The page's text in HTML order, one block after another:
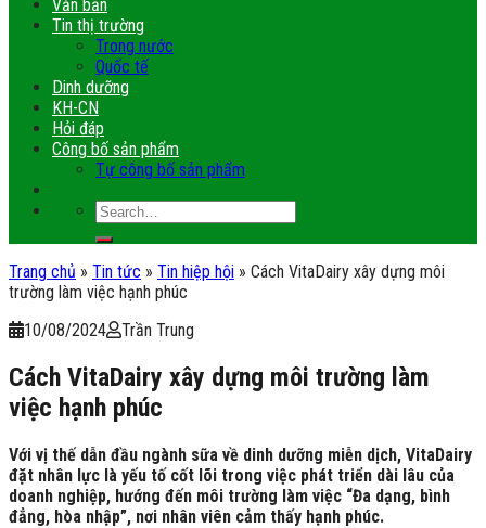
Văn bản
Tin thị trường
Trong nước
Quốc tế
Dinh dưỡng
KH-CN
Hỏi đáp
Công bố sản phẩm
Tự công bố sản phẩm
Trang chủ » Tin tức » Tin hiệp hội » Cách VitaDairy xây dựng môi
trường làm việc hạnh phúc
10/08/2024
Trần Trung
Cách VitaDairy xây dựng môi trường làm
việc hạnh phúc
Với vị thế dẫn đầu ngành sữa về dinh dưỡng miễn dịch, VitaDairy
đặt nhân lực là yếu tố cốt lõi trong việc phát triển dài lâu của
doanh nghiệp, hướng đến môi trường làm việc “Đa dạng, bình
đẳng, hòa nhập”, nơi nhân viên cảm thấy hạnh phúc.